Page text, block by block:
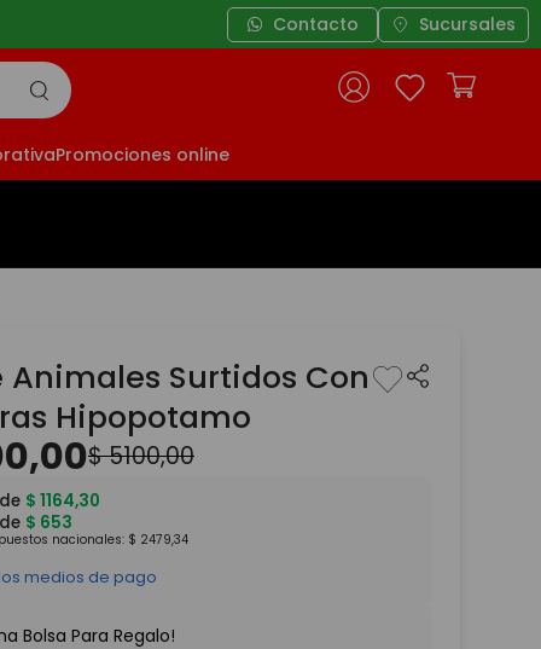
3 cuotas sin interés a
Contacto Sucursales
Promociones online
Animales Surtidos Con
Hipopotamo
,00$5100,00
$ 1164,30
$ 653
nacionales: $ 2479,34
medios de pago
Bolsa Para Regalo!